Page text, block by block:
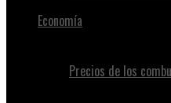
Economía
Precios de los